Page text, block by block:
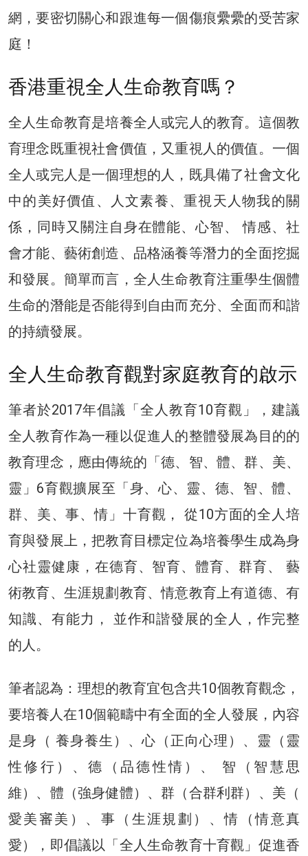
網，要密切關心和跟進每一個傷痕纍纍的受苦家
庭！
香港重視全人生命教育嗎？
全人生命教育是培養全人或完人的教育。這個教
育理念既重視社會價值，又重視人的價值。一個
全人或完人是一個理想的人，既具備了社會文化
中的美好價值、人文素養、重視天人物我的關
係，同時又關注自身在體能、心智、 情感、社
會才能、藝術創造、品格涵養等潛力的全面挖掘
和發展。簡單而言，全人生命教育注重學生個體
生命的潛能是否能得到自由而充分、全面而和諧
的持續發展。
全人生命教育觀對家庭教育的啟示
筆者於2017年倡議「全人教育10育觀」，建議
全人教育作為一種以促進人的整體發展為目的的
教育理念，應由傳統的「德、智、體、群、美、
靈」6育觀擴展至「身、心、靈、德、智、體、
群、美、事、情」十育觀， 從10方面的全人培
育與發展上，把教育目標定位為培養學生成為身
心社靈健康，在德育、智育、體育、群育、 藝
術教育、生涯規劃教育、情意教育上有道德、有
知識、有能力， 並作和諧發展的全人，作完整
的人。
筆者認為：理想的教育宜包含共10個教育觀念，
要培養人在10個範疇中有全面的全人發展，內容
是身（ 養身養生）、心（正向心理）、靈（靈
性修行）、德（品德性情）、 智（智慧思
維）、體（強身健體）、群（合群利群）、美（
愛美審美）、事（生涯規劃）、情（情意真
愛），即倡議以「全人生命教育十育觀」促進香